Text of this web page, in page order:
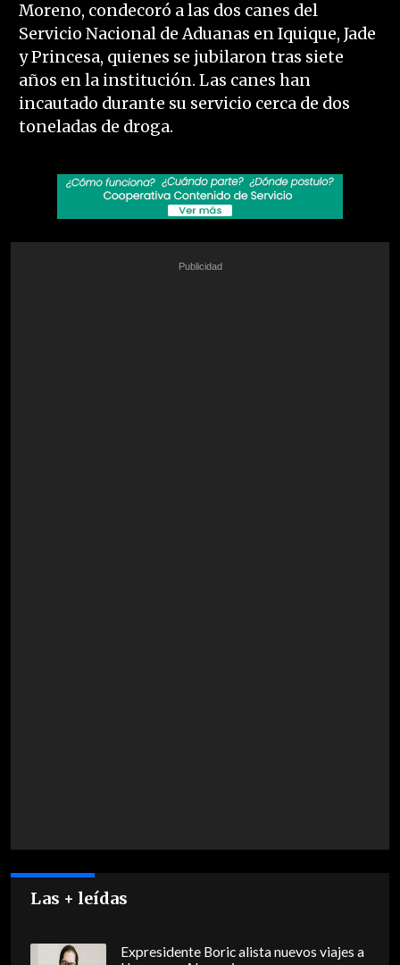
Moreno, condecoró a las dos canes del
Servicio Nacional de Aduanas en Iquique, Jade
y Princesa, quienes se jubilaron tras siete
años en la institución. Las canes han
incautado durante su servicio cerca de dos
toneladas de droga.
Las + leídas
Expresidente Boric alista nuevos viajes a